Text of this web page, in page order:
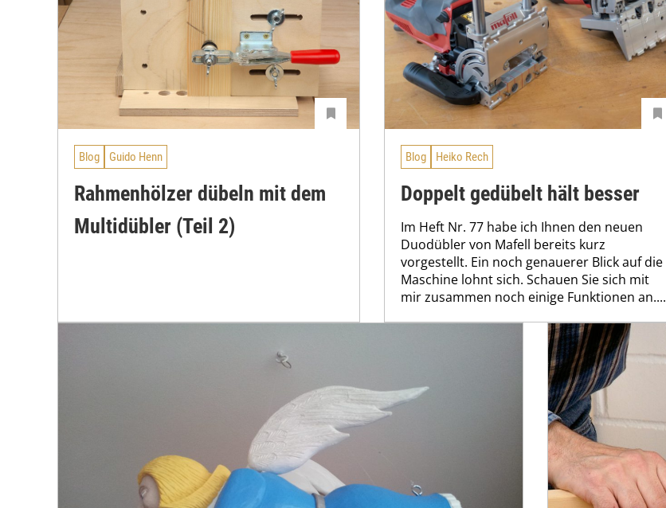
Blog Guido Henn
Rahmenhölzer dübeln mit dem
Multidübler (Teil 2)
Blog Heiko Rech
Doppelt gedübelt hält besser
Im Heft Nr. 77 habe ich Ihnen den neuen
Duodübler von Mafell bereits kurz
vorgestellt. Ein noch genauerer Blick auf die
Maschine lohnt sich. Schauen Sie sich mit
mir zusammen noch einige Funktionen an....